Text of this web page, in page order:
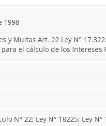
1998
y Multas Art. 22 Ley N°
el cálculo de los Intereses
N° 22; Ley N° 18225; Ley